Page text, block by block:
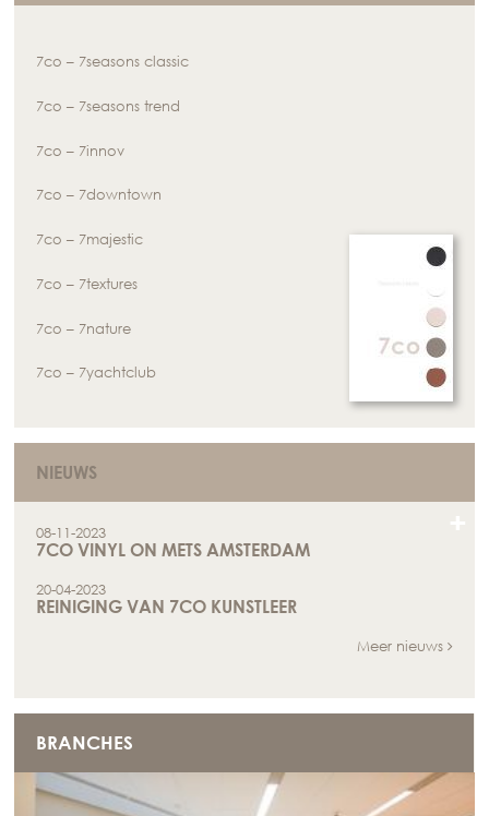
7co – 7seasons classic
7co – 7seasons trend
7co – 7innov
7co – 7downtown
7co – 7majestic
7co – 7textures
7co – 7nature
7co – 7yachtclub
NIEUWS
08-11-2023
7CO VINYL ON METS AMSTERDAM
20-04-2023
REINIGING VAN 7CO KUNSTLEER
Meer nieuws
BRANCHES